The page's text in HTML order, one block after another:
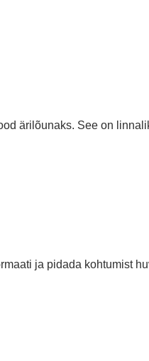
ärilõunaks. See on
ja pidada kohtumist